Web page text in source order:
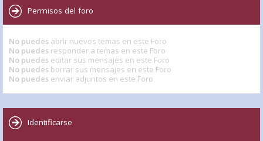
Permisos del foro
No puedes abrir nuevos temas en este Foro
No puedes responder a temas en este Foro
No puedes editar sus mensajes en este Foro
No puedes borrar sus mensajes en este Foro
No puedes enviar adjuntos en este Foro
Identificarse